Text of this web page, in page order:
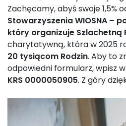
Zachęcamy, abyś swoje 1,5%
Stowarzyszenia WIOSNA –
który organizuje Szlachetną
charytatywną, która w 2025
20 tysiącom Rodzin. Aby to
odpowiedni formularz, wpisz
KRS 0000050905. Z góry